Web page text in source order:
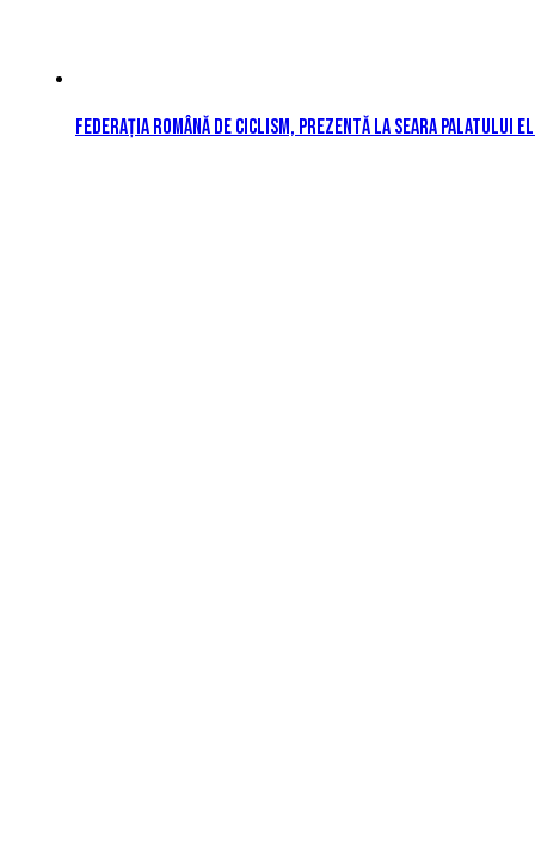
Federația Română de Ciclism, prezentă la Seara Palatului